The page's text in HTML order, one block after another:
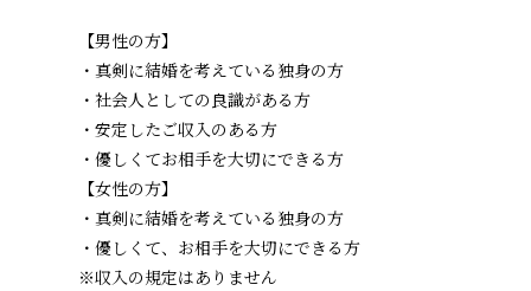
【男性の方】
・真剣に結婚を考えている独身の方
・社会人としての良識がある方
・安定したご収入のある方
・優しくてお相手を大切にできる方
【女性の方】
・真剣に結婚を考えている独身の方
・優しくて、お相手を大切にできる方
※収入の規定はありません